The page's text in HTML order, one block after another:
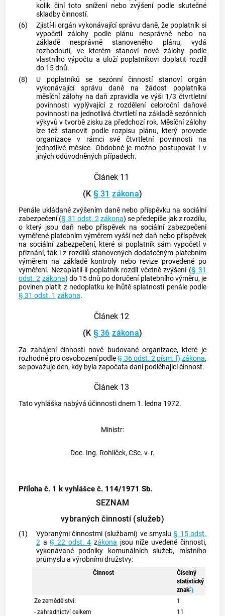
kolik činí toto snížení nebo zvýšení podle skutečné
skladby činností.
(6)
Zjistí-li orgán vykonávající správu daně, že poplatník si
vypočetl zálohy podle plánu nesprávně nebo na
základě nesprávně stanoveného plánu, vydá
rozhodnutí, ve kterém stanoví nově zálohy podle
vlastního výpočtu a uloží poplatníkovi doplatit rozdíl
do 15 dnů.
(8)
U poplatníků se sezónní činností stanoví orgán
vykonávající správu daně na žádost poplatníka
měsíční zálohy na daň zpravidla ve výši 1/3 čtvrtletní
povinnosti vyplývající z rozdělení celoroční daňové
povinnosti na jednotlivá čtvrtletí na základě sezónních
výkyvů v tvorbě zisku za předchozí rok. Měsíční zálohy
lze též stanovit podle rozpisu plánu, který provede
organizace v rámci své čtvrtletní povinnosti na
jednotlivé měsíce. Obdobně je možno postupovat i v
jiných odůvodněných případech.
Článek 11
(K § 31 zákona)
Penále ukládané zvýšením daně nebo příspěvku na sociální
zabezpečení (§ 31 odst. 2zákona) se předepíše jak z rozdílu,
o který jsou daň nebo příspěvek na sociální zabezpečení
vyměřené platebním výměrem vyšší než daň nebo příspěvek
na sociální zabezpečení, které si poplatník sám vypočetl v
přiznání, tak i z rozdílů stanovených dodatečným platebním
výměrem na základě kontroly nebo revize provedené po
vyměření. Nezaplatil-li poplatník rozdíl včetně zvýšení (§ 31
odst. 2 zákona) do 15 dnů po doručení platebního výměru, je
povinen platit z nedoplatku ke lhůtě splatnosti penále podle
§ 31 odst. 1 zákona.
Článek 12
(K § 36 zákona)
Za zahájení činnosti nově budované organizace, které je
rozhodné pro osvobození podle§ 36 odst. 2 písm. f) zákona,
se považuje den, kdy byla započata dani podléhající činnost.
Článek 13
Tato vyhláška nabývá účinnosti dnem 1. ledna 1972.
Ministr:
Doc. Ing. Rohlíček, CSc. v. r.
Příloha č. 1 k vyhlášce č. 114/1971 Sb.
SEZNAM
vybraných činností (služeb)
(1) Vybranými činnostmi (službami) ve smyslu§ 15 odst.
2a§ 22 odst. 4 zákona jsou níže uvedené činnosti,
vykonávané podniky komunálních služeb, místního
průmyslu a výrobními družstvy:
Činnost
Číselný
statistický
znak*)
Ze zemědělství:
1
- zahradnictví celkem
11